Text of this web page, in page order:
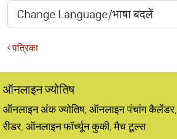
पत्रिका
ऑनलाइन ज्योतिष
ऑनलाइन अंक ज्योतिष, ऑनलाइन पंचांग कैलेंडर,
रीडर, ऑनलाइन फॉर्च्यून कुकी, मैच टूल्स